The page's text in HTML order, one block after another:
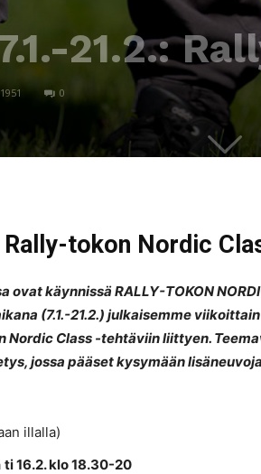
21.2.:
1951 0
tokon Nordic
käynnissä RALLY-TOKON
(7.1.-21.2.) julkaisemme
Nordic Class -tehtäviin liittyen.
jossa pääset kysymään
illalla)
ti 16.2. klo 18.30-20